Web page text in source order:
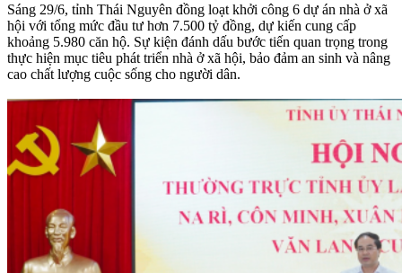
Sáng 29/6, tỉnh Thái Nguyên đồng loạt khởi công 6 dự án nhà ở xã
hội với tổng mức đầu tư hơn 7.500 tỷ đồng, dự kiến cung cấp
khoảng 5.980 căn hộ. Sự kiện đánh dấu bước tiến quan trọng trong
thực hiện mục tiêu phát triển nhà ở xã hội, bảo đảm an sinh và nâng
cao chất lượng cuộc sống cho người dân.